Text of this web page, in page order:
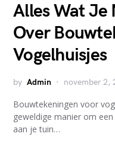
Alles Wat Je
Over
Vogelhuisjes
by Admin november 2,
Bouwtekeningen voor
geweldige manier om
aan je tuin…